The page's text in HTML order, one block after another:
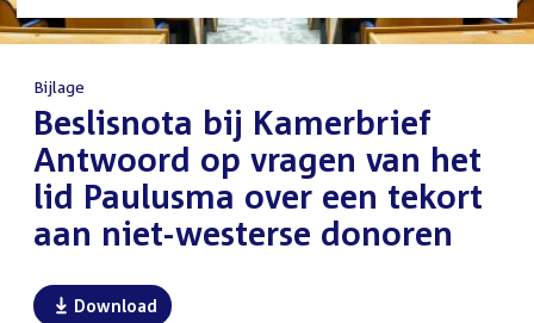
Bijlage
:Beslisnota bij Kamerbrief
Antwoord op vragen van het
lid Paulusma over een tekort
aan niet-westerse donoren
Download